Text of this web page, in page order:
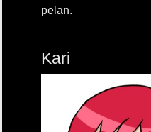
pelan.
Kari